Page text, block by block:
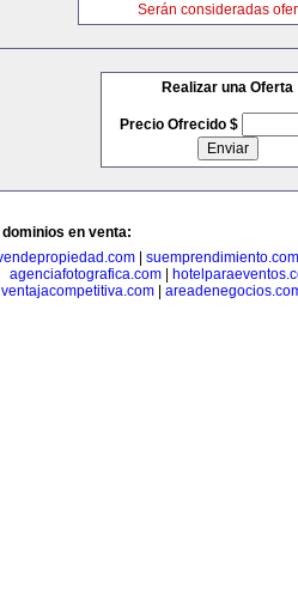
Serán consideradas
Realizar una Oferta
Precio Ofrecido $
en venta:
| suemprendimiento.com
agenciafotografica.com|
ventajacompetitiva.com